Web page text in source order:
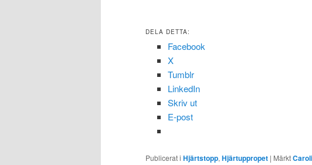
DELA DETTA:
Facebook
X
Tumblr
LinkedIn
Skriv ut
E-post
Publicerat i Hjärtstopp, Hjärtuppropet | Märkt